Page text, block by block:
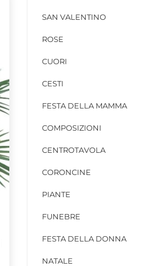
SAN VALENTINO
ROSE
CUORI
CESTI
FESTA DELLA MAMMA
COMPOSIZIONI
CENTROTAVOLA
CORONCINE
PIANTE
FUNEBRE
FESTA DELLA DONNA
NATALE